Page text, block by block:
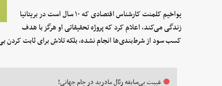
یواخیم کلمنت کارشناس اقتصادی که ۱۰ سال است در بریتانیا
زندگی می‌کند، اعلام کرد که پروژه تحقیقاتی او هرگز با هدف
کسب سود از شرط‌بندی‌ها انجام نشده، بلکه تلاش برای ثابت کردن
غیبت بی‌سابقه رئال مادرید در جام جهانی!